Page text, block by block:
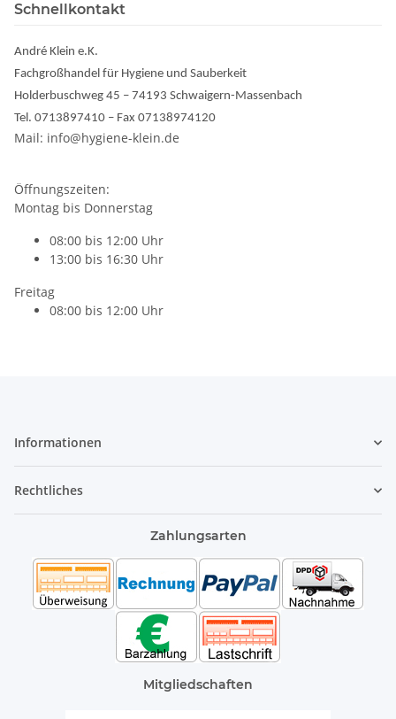
Schnellkontakt
André Klein e.K.
Fachgroßhandel für Hygiene und Sauberkeit
Holderbuschweg 45 – 74193 Schwaigern-Massenbach
Tel. 0713897410 – Fax 07138974120
Mail: info@hygiene-klein.de
Öffnungszeiten:
Montag bis Donnerstag
08:00 bis 12:00 Uhr
13:00 bis 16:30 Uhr
Freitag
08:00 bis 12:00 Uhr
Informationen
Rechtliches
Zahlungsarten
Mitgliedschaften